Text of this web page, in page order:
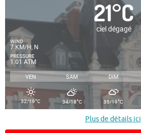
21°C
ciel dégagé
WIND
7 KM/H, N
PRESSURE
1.01 ATM
VEN SAM DIM
32/19°C 34/18°C 35/19°C
Plus de détails ici